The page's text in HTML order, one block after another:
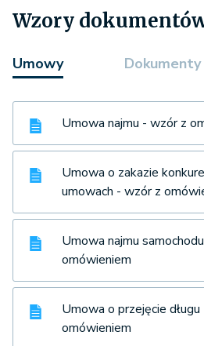
Wzory
Umowy Dokumenty
Umowa najmu - wzór z
Umowa o zakazie
umowach - wzór z
Umowa najmu
omówieniem
Umowa o przejęcie
omówieniem